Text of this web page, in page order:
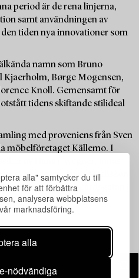
alla" samtycker du till
för att förbättra
analysera webbplatsens
marknadsföring.
alla
nödvändiga
period är de rena linjerna,
samt användningen av
tiden nya innovationer som
namn som Bruno
Kjaerholm, Børge Mogensen,
Knoll. Gemensamt för
tidens skiftande stilideal
med proveniens från Sven
möbelföretaget Källemo. I
av Hans J. Wegner, Jonas
skapade av Bruno Mathsson
familjen på Backagårdsgatan i